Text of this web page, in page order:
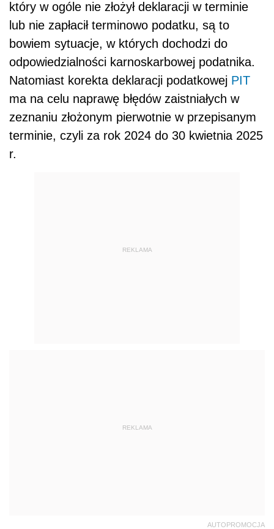
który w ogóle nie złożył deklaracji w terminie
lub nie zapłacił terminowo podatku, są to
bowiem sytuacje, w których dochodzi do
odpowiedzialności karnoskarbowej podatnika.
Natomiast korekta deklaracji podatkowej PIT
ma na celu naprawę błędów zaistniałych w
zeznaniu złożonym pierwotnie w przepisanym
terminie, czyli za rok 2024 do 30 kwietnia 2025
r.
REKLAMA
REKLAMA
AUTOPROMOCJA